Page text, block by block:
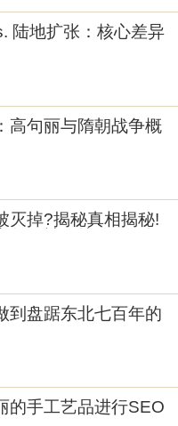
陆地扩张：核心差异
高句丽与隋朝战争概
灭掉?揭秘真相揭秘!
到盘踞东北七百年的
的手工艺品进行SEO